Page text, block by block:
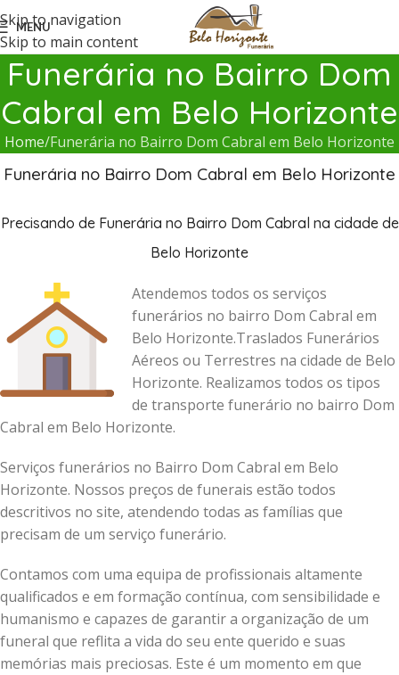
Skip to navigation
Skip to main content
MENU
Funerária no Bairro Dom
Cabral em Belo Horizonte
Home Funerária no Bairro Dom Cabral em Belo Horizonte
Funerária no Bairro Dom Cabral em Belo Horizonte
Precisando de Funerária no Bairro Dom Cabral na cidade de
Belo Horizonte
Atendemos todos os serviços
funerários no bairro Dom Cabral em
Belo Horizonte.Traslados Funerários
Aéreos ou Terrestres na cidade de Belo
Horizonte. Realizamos todos os tipos
de transporte funerário no bairro Dom
Cabral em Belo Horizonte.
Serviços funerários no Bairro Dom Cabral em Belo
Horizonte. Nossos preços de funerais estão todos
descritivos no site, atendendo todas as famílias que
precisam de um serviço funerário.
Contamos com uma equipa de profissionais altamente
qualificados e em formação contínua, com sensibilidade e
humanismo e capazes de garantir a organização de um
funeral que reflita a vida do seu ente querido e suas
memórias mais preciosas. Este é um momento em que